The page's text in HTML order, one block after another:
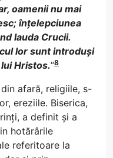
oamenii nu mai
înțelepciunea
lauda Crucii.
lor sunt introduși
Hristos.”8
afară, religiile, s-
ereziile. Biserica,
a definit și a
hotărârile
referitoare la